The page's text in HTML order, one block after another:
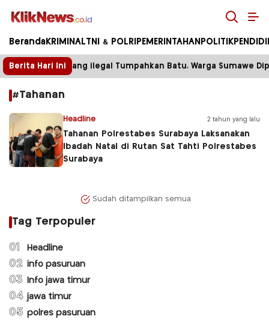
Kliknews.co.id
Beranda KRIMINAL TNI & POLRI PEMERINTAHAN POLITIK
Berita Hari Ini
Truk Tambang ilegal Tumpahkan Batu, Warga Sumawe
#Tahanan
Headline 2 tahun yang lalu
Tahanan Polrestabes Surabaya Laksanakan
Ibadah Natal di Rutan Sat Tahti Polrestabes
Surabaya
Sudah ditampilkan semua
Tag Terpopuler
01 Headline
02 info pasuruan
03 Info jawa timur
04 jawa timur
05 polres pasuruan